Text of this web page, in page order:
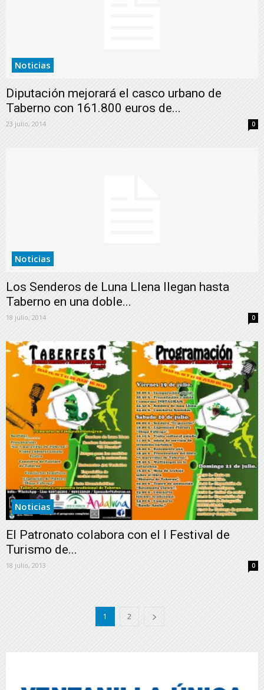
Noticias
Diputación mejorará el casco urbano de
Taberno con 161.800 euros de...
23 julio, 2014 0
Noticias
Los Senderos de Luna Llena llegan hasta
Taberno en una doble...
18 julio, 2014 0
Noticias
El Patronato colabora con el I Festival de
Turismo de...
18 julio, 2013 0
1 2